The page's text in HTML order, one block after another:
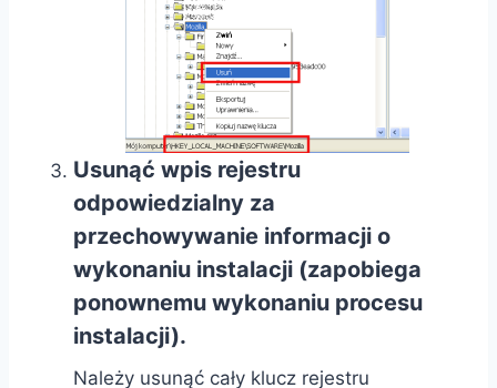
Usunąć wpis rejestru
odpowiedzialny za
przechowywanie informacji o
wykonaniu instalacji (zapobiega
ponownemu wykonaniu procesu
instalacji).
Należy usunąć cały klucz rejestru